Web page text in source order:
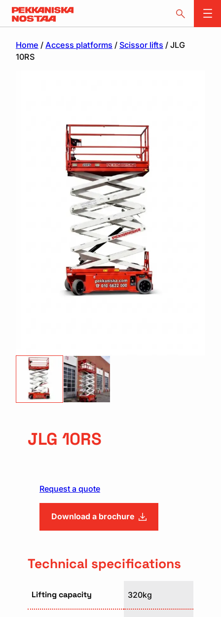
Home / Access platforms / Scissor lifts / JLG
10RS
JLG 10RS
Request a quote
Download a brochure
Technical specifications
Lifting capacity 320kg